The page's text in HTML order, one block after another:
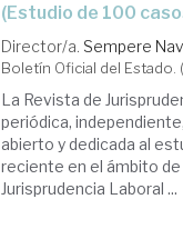
(Estudio de 100
Director/a. Sempere
Boletín Oficial del Estado.
La Revista de
periódica,
abierto y dedicada al
reciente en el ámbito
Jurisprudencia Laboral ...